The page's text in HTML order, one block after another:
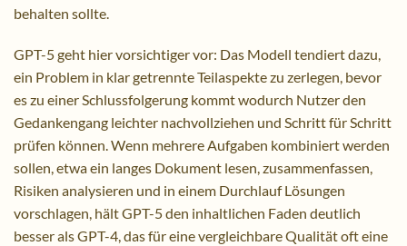
behalten sollte.
GPT-5 geht hier vorsichtiger vor: Das Modell tendiert dazu,
ein Problem in klar getrennte Teilaspekte zu zerlegen, bevor
es zu einer Schlussfolgerung kommt wodurch Nutzer den
Gedankengang leichter nachvollziehen und Schritt für Schritt
prüfen können. Wenn mehrere Aufgaben kombiniert werden
sollen, etwa ein langes Dokument lesen, zusammenfassen,
Risiken analysieren und in einem Durchlauf Lösungen
vorschlagen, hält GPT-5 den inhaltlichen Faden deutlich
besser als GPT-4, das für eine vergleichbare Qualität oft eine